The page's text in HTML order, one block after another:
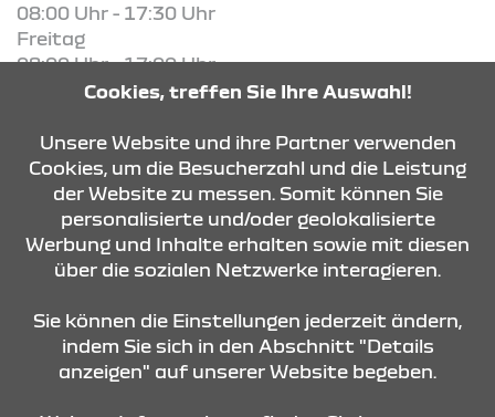
08:00 Uhr - 17:30 Uhr
Freitag
08:00 Uhr - 17:00 Uhr
KONTAKT & ANFAHRT
ÖFFNUNGSZEITEN
STANDORTE
Cookies, treffen Sie Ihre Auswahl!
Unsere Website und ihre Partner verwenden
Cookies, um die Besucherzahl und die Leistung
der Website zu messen. Somit können Sie
personalisierte und/oder geolokalisierte
Werbung und Inhalte erhalten sowie mit diesen
über die sozialen Netzwerke interagieren.
Sie können die Einstellungen jederzeit ändern,
indem Sie sich in den Abschnitt "Details
anzeigen" auf unserer Website begeben.